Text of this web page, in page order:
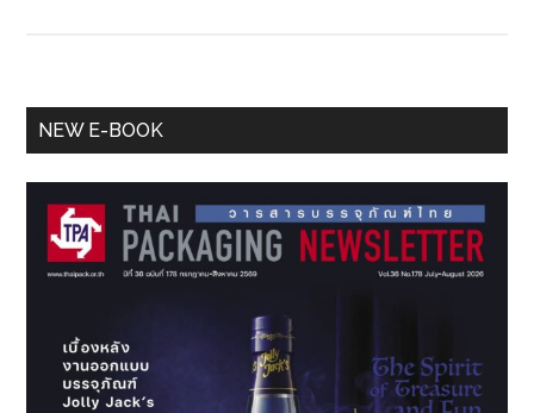
กำลัง
เสริม
แกร่ง
ซัพพลาย
เม็ด
พลาสติก
Primary
NEW E-BOOK